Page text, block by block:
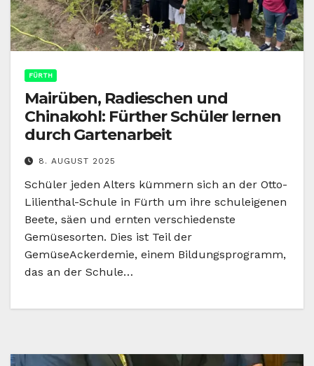
FÜRTH
Mairüben, Radieschen und
Chinakohl: Fürther Schüler lernen
durch Gartenarbeit
8. AUGUST 2025
Schüler jeden Alters kümmern sich an der Otto-
Lilienthal-Schule in Fürth um ihre schuleigenen
Beete, säen und ernten verschiedenste
Gemüsesorten. Dies ist Teil der
GemüseAckerdemie, einem Bildungsprogramm,
das an der Schule…